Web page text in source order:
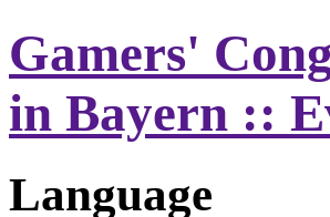
Gamers'
in Bayern ::
Language